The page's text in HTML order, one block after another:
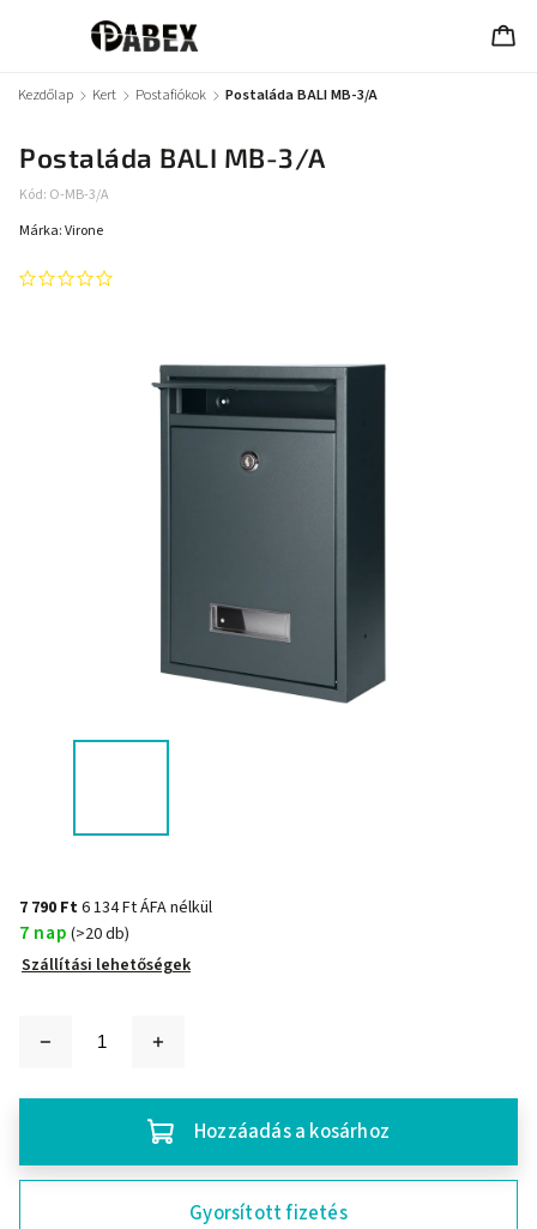
Kezdőlap / Kert / Postafiókok / Postaláda BALI MB-3/A
Postaláda BALI MB-3/A
Kód: O-MB-3/A
Márka:Virone
7 790 Ft6 134 Ft ÁFA nélkül
7 nap (>20 db)
Szállítási lehetőségek
Hozzáadás a kosárhoz
Gyorsított fizetés